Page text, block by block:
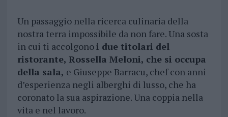
Un passaggio nella ricerca culinaria della
nostra terra impossibile da non fare. Una sosta
in cui ti accolgonoi due titolari del
ristorante, Rossella Meloni, che si occupa
della sala, e Giuseppe Barracu, chef con anni
d’esperienza negli alberghi di lusso, che ha
coronato la sua aspirazione. Una coppia nella
vita e nel lavoro.